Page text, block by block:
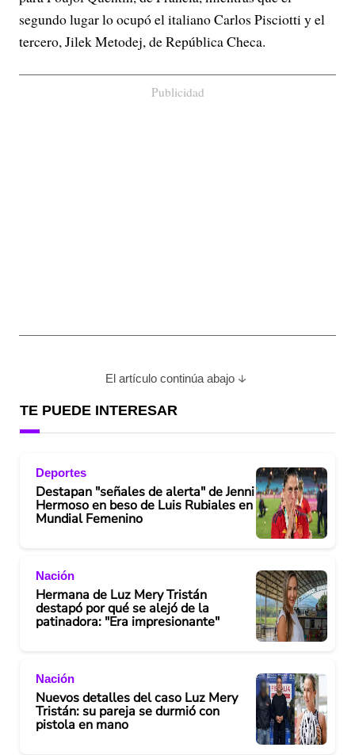
segundo lugar lo ocupó el italiano Carlos Pisciotti y el
tercero, Jilek Metodej, de República Checa.
Publicidad
El artículo continúa abajo
TE PUEDE INTERESAR
Deportes
Destapan "señales de alerta" de Jenni
Hermoso en beso de Luis Rubiales en
Mundial Femenino
Nación
Hermana de Luz Mery Tristán
destapó por qué se alejó de la
patinadora: "Era impresionante"
Nación
Nuevos detalles del caso Luz Mery
Tristán: su pareja se durmió con
pistola en mano